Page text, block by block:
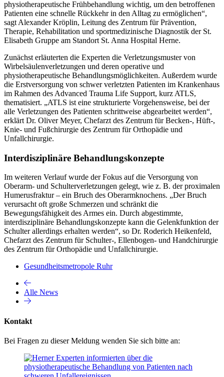
physiotherapeutische Frühbehandlung wichtig, um den betroffenen
Patienten eine schnelle Rückkehr in den Alltag zu ermöglichen“,
sagt Alexander Kröplin, Leitung des Zentrum für Prävention,
Therapie, Rehabilitation und sportmedizinische Diagnostik der St.
Elisabeth Gruppe am Standort St. Anna Hospital Herne.
Zunächst erläuterten die Experten die Verletzungsmuster von
Wirbelsäulenverletzungen und deren operative und
physiotherapeutische Behandlungsmöglichkeiten. Außerdem wurde
die Erstversorgung von schwer verletzten Patienten im Krankenhaus
im Rahmen des Advanced Trauma Life Support, kurz ATLS,
thematisiert. „ATLS ist eine strukturierte Vorgehensweise, bei der
alle Verletzungen des Patienten schrittweise abgearbeitet werden“,
erklärt Dr. Oliver Meyer, Chefarzt des Zentrum für Becken-, Hüft-,
Knie- und Fußchirurgie des Zentrum für Orthopädie und
Unfallchirurgie.
Interdisziplinäre Behandlungskonzepte
Im weiteren Verlauf wurde der Fokus auf die Versorgung von
Oberarm- und Schulterverletzungen gelegt, wie z. B. der proximalen
Humerusfraktur – ein Bruch des Oberarmknochens. „Der Bruch
verursacht oft große Schmerzen und schränkt die
Bewegungsfähigkeit des Armes ein. Durch abgestimmte,
interdisziplinäre Behandlungskonzepte kann die Gelenkfunktion der
Schulter allerdings erhalten werden“, so Dr. Roderich Heikenfeld,
Chefarzt des Zentrum für Schulter-, Ellenbogen- und Handchirurgie
des Zentrum für Orthopädie und Unfallchirurgie.
Gesundheitsmetropole Ruhr
Alle News
Kontakt
Bei Fragen zu dieser Meldung wenden Sie sich bitte an: